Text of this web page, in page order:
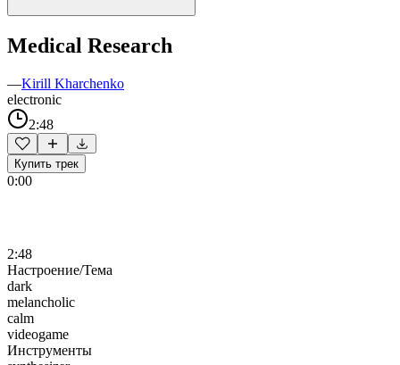
Medical Research
—Kirill Kharchenko
electronic
2:48
Купить трек
0:00
2:48
Настроение/Тема
dark
melancholic
calm
videogame
Инструменты